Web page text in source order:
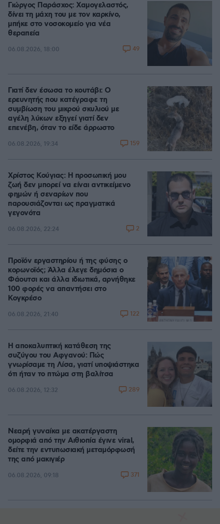
Γιώργος Παράσχος: Χαμογελαστός,
δίνει τη μάχη του με τον καρκίνο,
μπήκε στο νοσοκομείο για νέα
θεραπεία
06.08.2026, 18:00 49
Γιατί δεν έσωσα το κουτάβι: Ο
ερευνητής που κατέγραφε τη
συμβίωση του μικρού σκυλιού με
αγέλη λύκων εξηγεί γιατί δεν
επενέβη, όταν το είδε άρρωστο
06.08.2026, 19:34 159
Χρίστος Κούγιας: Η προσωπική μου
ζωή δεν μπορεί να είναι αντικείμενο
φημών ή σεναρίων που
παρουσιάζονται ως πραγματικά
γεγονότα
06.08.2026, 22:24 2
Προϊόν εργαστηρίου ή της φύσης ο
κορωνοϊός; Άλλα έλεγε δημόσια ο
Φάουτσι και άλλα ιδιωτικά, αρνήθηκε
100 φορές να απαντήσει στο
Κογκρέσο
06.08.2026, 21:40 122
Η αποκαλυπτική κατάθεση της
συζύγου του Αφγανού: Πώς
γνωρίσαμε τη Λίσα, γιατί υποψιάστηκα
ότι ήταν το πτώμα στη βαλίτσα
06.08.2026, 12:32 289
Νεαρή γυναίκα με ακατέργαστη
ομορφιά από την Αιθιοπία έγινε viral,
δείτε την εντυπωσιακή μεταμόρφωσή
της από μακιγιέρ
06.08.2026, 09:18 371